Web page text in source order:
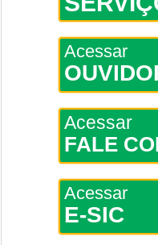
Acessar
Acessar
FALE
Acessar
E-SIC